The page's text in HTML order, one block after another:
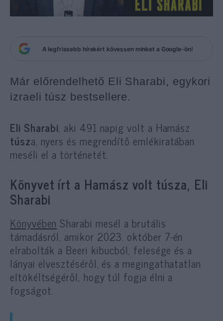
A legfrissebb hírekért kövessen minket a Google-ön!
Már előrendelhető Eli Sharabi, egykori
izraeli túsz bestsellere.
Eli Sharabi, aki 491 napig volt a Hamász
túsza, nyers és megrendítő emlékiratában
meséli el a történetét.
Könyvet írt a Hamász volt túsza, Eli
Sharabi
Könyvében Sharabi mesél a brutális
támadásról, amikor 2023. október 7-én
elrabolták a Beeri kibucból, felesége és a
lányai elvesztéséről, és a megingathatatlan
eltökéltségéről, hogy túl fogja élni a
fogságot.